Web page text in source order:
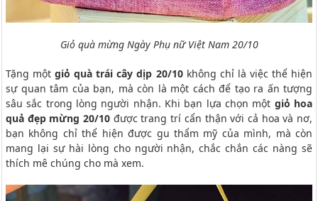
Giỏ quà mừng Ngày Phụ nữ Việt Nam 20/10
Tặng mộtgiỏ quà trái cây dịp 20/10 không chỉ là việc thể hiện
sự quan tâm của bạn, mà còn là một cách để tạo ra ấn tượng
sâu sắc trong lòng người nhận. Khi bạn lựa chọn một giỏ hoa
quả đẹp mừng 20/10 được trang trí cẩn thận với cả hoa và nơ,
bạn không chỉ thể hiện được gu thẩm mỹ của mình, mà còn
mang lại sự hài lòng cho người nhận, chắc chắn các nàng sẽ
thích mê chúng cho mà xem.